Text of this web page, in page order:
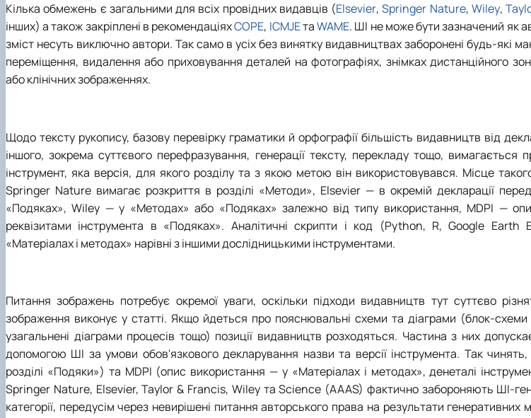
Кілька обмежень є загальними для всіх провідних видавців (Elsevier,Springer Nature, Wiley,
інших) а також закріплені в рекомендаціяхCOPE, ICMJEтаWAME. ШІ не може бути зазначений як
зміст несуть виключно автори. Так само в усіх без винятку видавництвах заборонені будь-які
переміщення, видалення або приховування деталей на фотографіях, знімках дистанційного
або клінічних зображеннях.
Щодо тексту рукопису, базову перевірку граматики й орфографії більшість видавництв від
іншого, зокрема суттєвого перефразування, генерації тексту, перекладу тощо, вимагається
інструмент, яка версія, для якого розділу та з якою метою він використовувався. Місце
Springer Nature вимагає розкриття в розділі «Методи», Elsevier —в окремій декларації
«Подяках», Wiley —у «Методах» або «Подяках» залежно від типу використання, MDPI —
реквізитами інструмента в «Подяках». Аналітичні скрипти і код (Python, R, Google Earth
«Матеріалах і методах» нарівні з іншими дослідницькими інструментами.
Питання зображень потребує окремої уваги, оскільки підходи видавництв тут суттєво
зображення виконує у статті. Якщо йдеться про пояснювальні схеми та діаграми (блок-схеми
узагальнені діаграми процесів тощо) позиції видавництв розходяться. Частина з них
допомогою ШІ за умови обов'язкового декларування назви та версії інструмента. Так
розділі «Подяки») та MDPI (опис використання — у «Матеріалах і методах», денеталі
Springer Nature, Elsevier, Taylor & Francis, Wiley та Science (AAAS) фактично забороняють ШІ-
категорії, передусім через невирішені питання авторського права на результати